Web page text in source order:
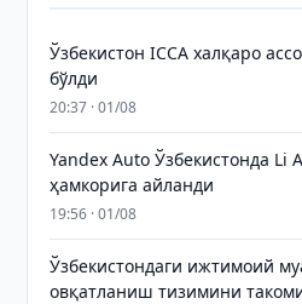
Ўзбекистон ICCA халқаро
бўлди
20:37 · 01/08
Yandex Auto Ўзбекистонда Li
ҳамкорига айланди
19:56 · 01/08
Ўзбекистондаги ижтимоий
овқатланиш тизимини